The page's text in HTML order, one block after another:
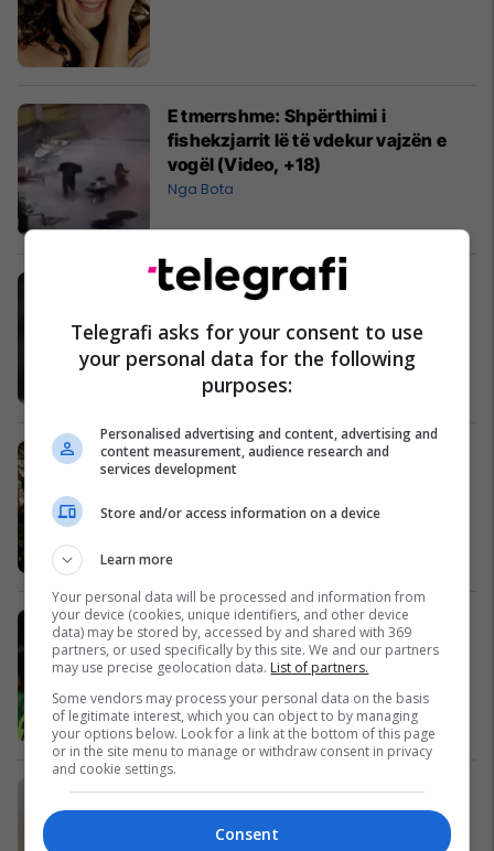
E tmerrshme: Shpërthimi i
fishekzjarrit lë të vdekur vajzën e
vogël (Video, +18)
Nga Bota
Mourinho fton Icardin, Chelsea ka
gati 40 milionë funte
Ndërkombëtare
Grantin prej një milioni, komuniteti
rom e shfrytëzoi për të ndërtuar
Suarez tash është më i spikatur
Ndërkombëtare
Fqinjët londinezë: Xhihadisti John
nuk ishte i dyshimtë
Nga Bota
Telegrafi asks for your consent to use
your personal data for the following
purposes:
Personalised advertising and content, advertising and
content measurement, audience research and
services development
Store and/or access information on a device
Learn more
Your personal data will be processed and information from
your device (cookies, unique identifiers, and other device
data) may be stored by, accessed by and shared with 369
partners, or used specifically by this site. We and our partners
may use precise geolocation data. List of partners.
Some vendors may process your personal data on the basis
of legitimate interest, which you can object to by managing
your options below. Look for a link at the bottom of this page
or in the site menu to manage or withdraw consent in privacy
and cookie settings.
Consent